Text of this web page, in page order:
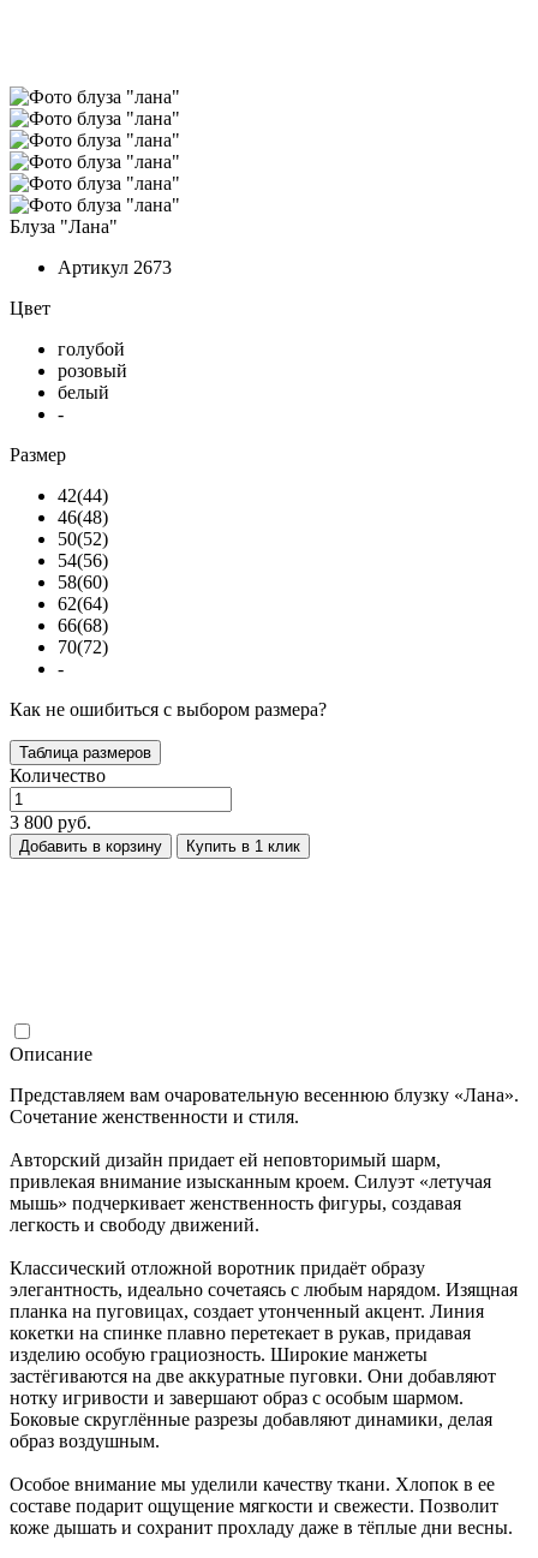
Блуза "Лана"
Артикул 2673
Цвет
голубой
розовый
белый
-
Размер
42(44)
46(48)
50(52)
54(56)
58(60)
62(64)
66(68)
70(72)
-
Как не ошибиться с выбором размера?
Таблица размеров
Количество
3 800 руб.
Добавить в корзину Купить в 1 клик
Описание
Представляем вам очаровательную весеннюю блузку «Лана».
Сочетание женственности и стиля.
Авторский дизайн придает ей неповторимый шарм,
привлекая внимание изысканным кроем. Силуэт «летучая
мышь» подчеркивает женственность фигуры, создавая
легкость и свободу движений.
Классический отложной воротник придаёт образу
элегантность, идеально сочетаясь с любым нарядом. Изящная
планка на пуговицах, создает утонченный акцент. Линия
кокетки на спинке плавно перетекает в рукав, придавая
изделию особую грациозность. Широкие манжеты
застёгиваются на две аккуратные пуговки. Они добавляют
нотку игривости и завершают образ с особым шармом.
Боковые скруглённые разрезы добавляют динамики, делая
образ воздушным.
Особое внимание мы уделили качеству ткани. Хлопок в ее
составе подарит ощущение мягкости и свежести. Позволит
коже дышать и сохранит прохладу даже в тёплые дни весны.